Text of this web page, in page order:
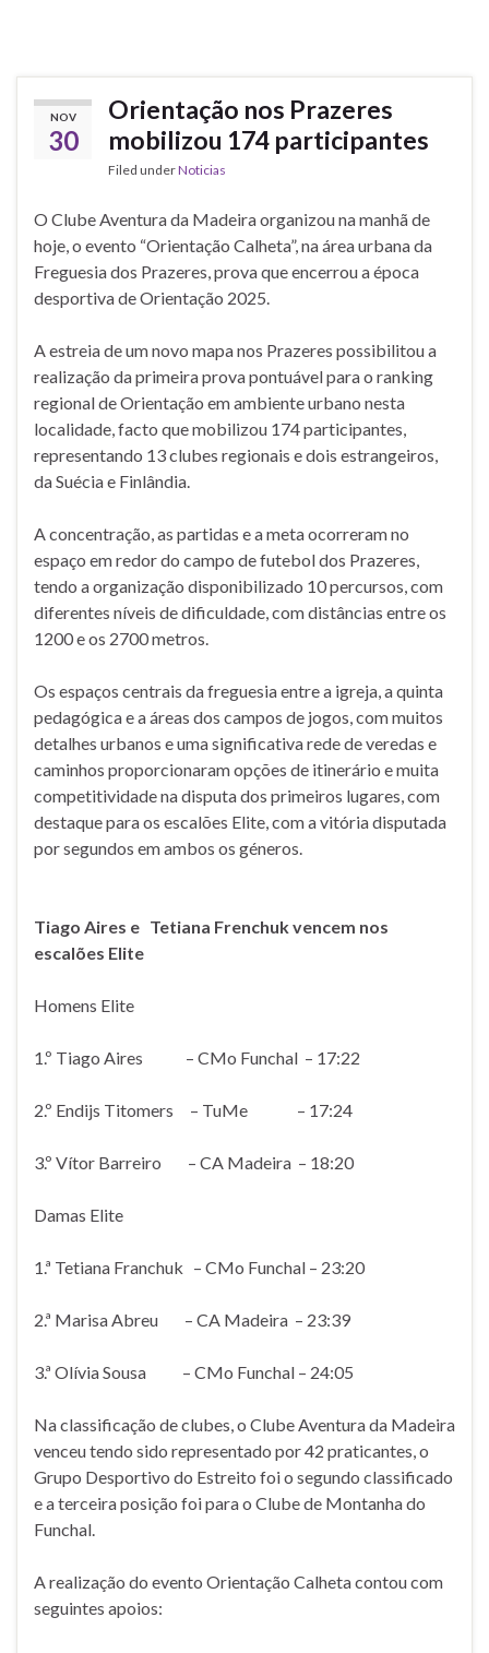
NOV
30
Orientação nos Prazeres
mobilizou 174 participantes
Filed underNoticias
O Clube Aventura da Madeira organizou na manhã de
hoje, o evento “Orientação Calheta”, na área urbana da
Freguesia dos Prazeres, prova que encerrou a época
desportiva de Orientação 2025.
A estreia de um novo mapa nos Prazeres possibilitou a
realização da primeira prova pontuável para o ranking
regional de Orientação em ambiente urbano nesta
localidade, facto que mobilizou 174 participantes,
representando 13 clubes regionais e dois estrangeiros,
da Suécia e Finlândia.
A concentração, as partidas e a meta ocorreram no
espaço em redor do campo de futebol dos Prazeres,
tendo a organização disponibilizado 10 percursos, com
diferentes níveis de dificuldade, com distâncias entre os
1200 e os 2700 metros.
Os espaços centrais da freguesia entre a igreja, a quinta
pedagógica e a áreas dos campos de jogos, com muitos
detalhes urbanos e uma significativa rede de veredas e
caminhos proporcionaram opções de itinerário e muita
competitividade na disputa dos primeiros lugares, com
destaque para os escalões Elite, com a vitória disputada
por segundos em ambos os géneros.
Tiago Aires e Tetiana Frenchuk vencem nos
escalões Elite
Homens Elite
1.º Tiago Aires – CMo Funchal – 17:22
2.º Endijs Titomers – TuMe – 17:24
3.º Vítor Barreiro – CA Madeira – 18:20
Damas Elite
1.ª Tetiana Franchuk – CMo Funchal – 23:20
2.ª Marisa Abreu – CA Madeira – 23:39
3.ª Olívia Sousa – CMo Funchal – 24:05
Na classificação de clubes, o Clube Aventura da Madeira
venceu tendo sido representado por 42 praticantes, o
Grupo Desportivo do Estreito foi o segundo classificado
e a terceira posição foi para o Clube de Montanha do
Funchal.
A realização do evento Orientação Calheta contou com
seguintes apoios: